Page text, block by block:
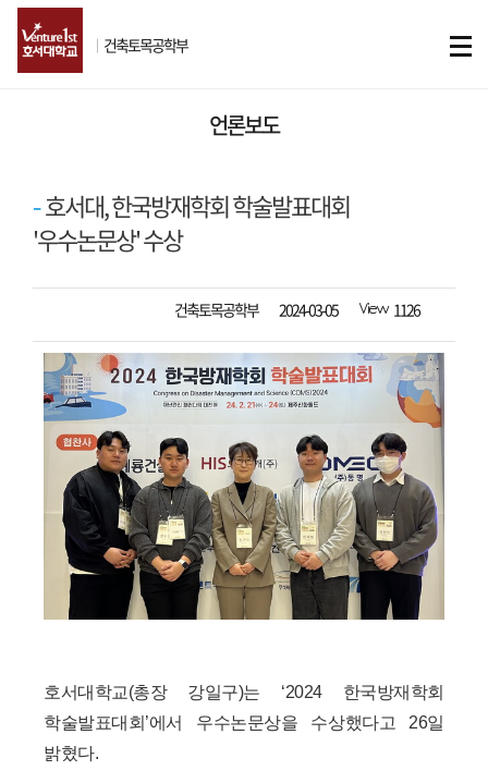
ㅣ 건축토목공학부
언론보도
호서대, 한국방재학회 학술발표대회
'우수논문상' 수상
작성자
건축토목공학부 등록일자
2024-03-05 조회수 1126
호서대학교(총장 강일구)는 ‘2024 한국방재학회
학술발표대회’에서 우수논문상을 수상했다고 26일
밝혔다.